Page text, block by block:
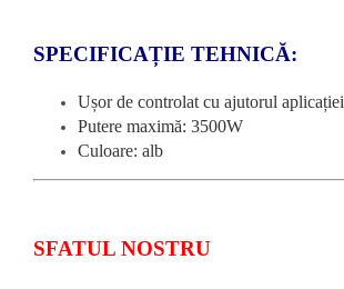
SPECIFICAȚIE TEHNICĂ:
Ușor de controlat cu ajutorul aplicației
Putere maximă: 3500W
Culoare: alb
SFATUL NOSTRU